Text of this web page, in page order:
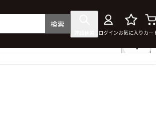
検索
ログインお気に入り カー